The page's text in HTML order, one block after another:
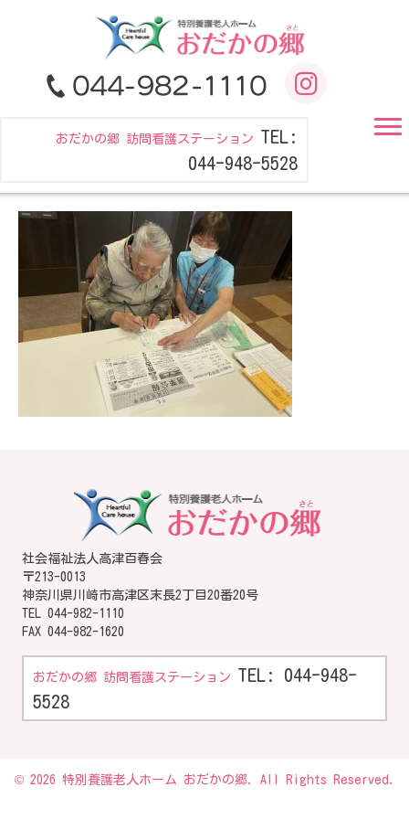
おだかの郷 訪問看護ステーション TEL:
044-948-5528
社会福祉法人高津百春会
〒213-0013
神奈川県川崎市高津区末長2丁目20番20号
TEL 044-982-1110
FAX 044-982-1620
おだかの郷 訪問看護ステーション TEL: 044-948-
5528
© 2026 特別養護老人ホーム おだかの郷. All Rights Reserved.